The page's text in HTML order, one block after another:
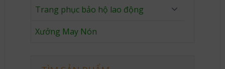
Trang phục bảo hộ lao động
Xưởng May Nón